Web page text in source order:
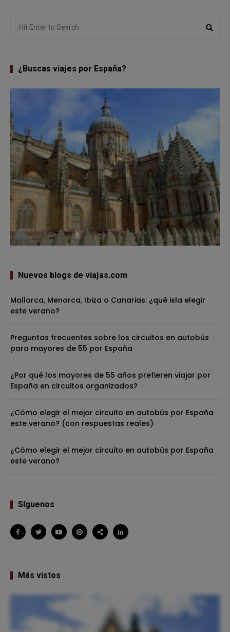
for:
¿Buscas viajes por España?
Nuevos blogs de viajas.com
Mallorca, Menorca, Ibiza o Canarias: ¿qué isla elegir
este verano?
Preguntas frecuentes sobre los circuitos en autobús
para mayores de 55 por España
¿Por qué los mayores de 55 años prefieren viajar por
España en circuitos organizados?
¿Cómo elegir el mejor circuito en autobús por España
este verano? (con respuestas reales)
¿Cómo elegir el mejor circuito en autobús por España
este verano?
Síguenos
Más vistos